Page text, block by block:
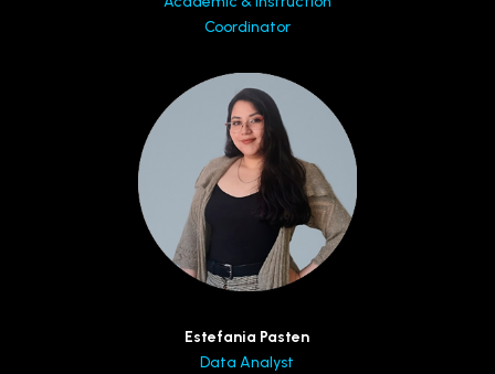
Coordinator
Estefania Pasten
Data Analyst